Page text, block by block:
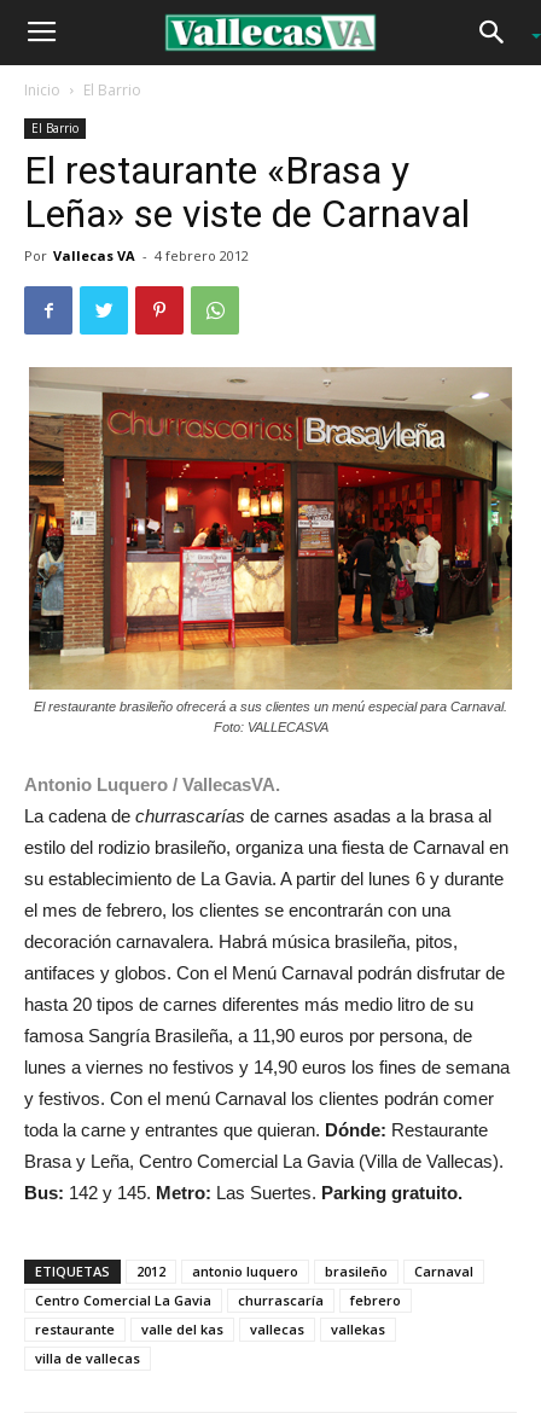
Inicio El Barrio
El Barrio
El restaurante «Brasa y
Leña» se viste de Carnaval
Por Vallecas VA - 4 febrero 2012
El restaurante brasileño ofrecerá a sus clientes un menú especial para Carnaval.
Foto: VALLECASVA
Antonio Luquero / VallecasVA.
La cadena de churrascarías de carnes asadas a la brasa al
estilo del rodizio brasileño, organiza una fiesta de Carnaval en
su establecimiento de La Gavia. A partir del lunes 6 y durante
el mes de febrero, los clientes se encontrarán con una
decoración carnavalera. Habrá música brasileña, pitos,
antifaces y globos. Con el Menú Carnaval podrán disfrutar de
hasta 20 tipos de carnes diferentes más medio litro de su
famosa Sangría Brasileña, a 11,90 euros por persona, de
lunes a viernes no festivos y 14,90 euros los fines de semana
y festivos. Con el menú Carnaval los clientes podrán comer
toda la carne y entrantes que quieran. Dónde: Restaurante
Brasa y Leña, Centro Comercial La Gavia (Villa de Vallecas).
Bus: 142 y 145. Metro: Las Suertes. Parking gratuito.
ETIQUETAS 2012 antonio luquero brasileño
Carnaval
Centro Comercial La Gavia
churrascaría
febrero
restaurante
valle del kas vallecas
vallekas
villa de vallecas